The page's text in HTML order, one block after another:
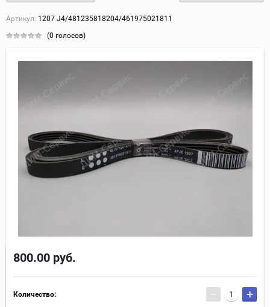
Артикул: 1207 J4/481235818204/461975021811
(0 голосов)
800.00 руб.
Количество: − +